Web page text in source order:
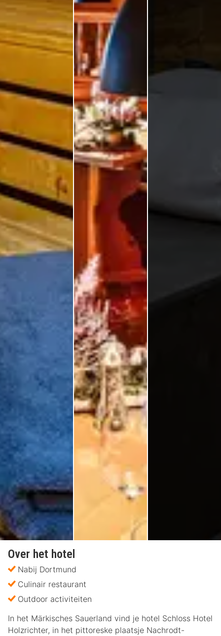
Over het hotel
Nabij Dortmund
Culinair restaurant
Outdoor activiteiten
In het Märkisches Sauerland vind je hotel Schloss Hotel
Holzrichter, in het pittoreske plaatsje Nachrodt-